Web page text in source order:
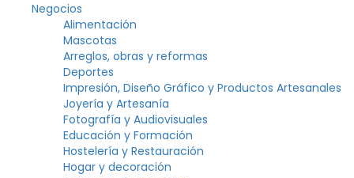
Negocios
Alimentación
Mascotas
Arreglos, obras y reformas
Deportes
Impresión, Diseño Gráfico y Productos Artesanales
Joyería y Artesanía
Fotografía y Audiovisuales
Educación y Formación
Hostelería y Restauración
Hogar y decoración